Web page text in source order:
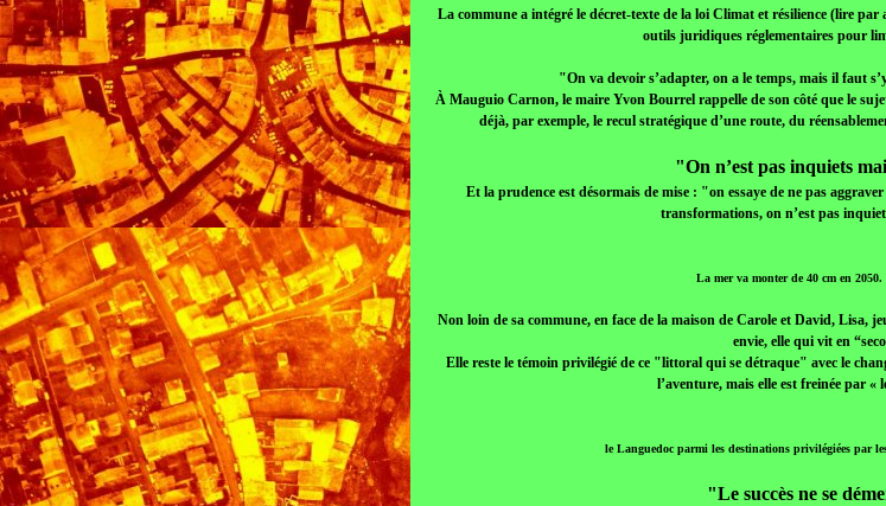
La commune a intégré le décret-texte de la loi Climat et résilience (lire
outils juridiques réglementaires pour
"On va devoir s’adapter, on a le temps, mais il faut
À Mauguio Carnon, le maire Yvon Bourrel rappelle de son côté que le
déjà, par exemple, le recul stratégique d’une route, du
"On n’est pas inquiets
Et la prudence est désormais de mise : "on essaye de ne pas
transformations, on n’est pas
La mer va monter de 40 cm en
Non loin de sa commune, en face de la maison de Carole et David, Lisa,
envie, elle qui vit en
Elle reste le témoin privilégié de ce "littoral qui se détraque" avec le
l’aventure, mais elle est freinée par «
le Languedoc parmi les destinations privilégiées par
"Le succès ne se